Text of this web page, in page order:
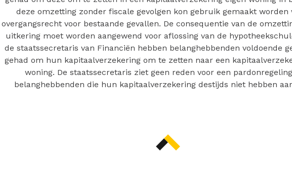
deze omzetting zonder fiscale gevolgen kon gebruik gemaakt worden
overgangsrecht voor bestaande gevallen. De consequentie van de
uitkering moet worden aangewend voor aflossing van de
de staatssecretaris van Financiën hebben belanghebbenden voldoende
gehad om hun kapitaalverzekering om te zetten naar een
woning. De staatssecretaris ziet geen reden voor een
belanghebbenden die hun kapitaalverzekering destijds niet hebben